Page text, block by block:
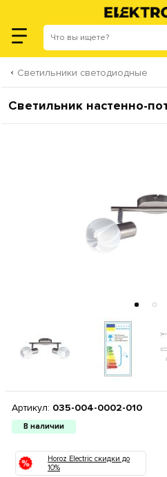
Светильники светодиодные
Светильник настенно-
Артикул: 035-004-0002-010
В наличии
Horoz Electric скидки до
10%